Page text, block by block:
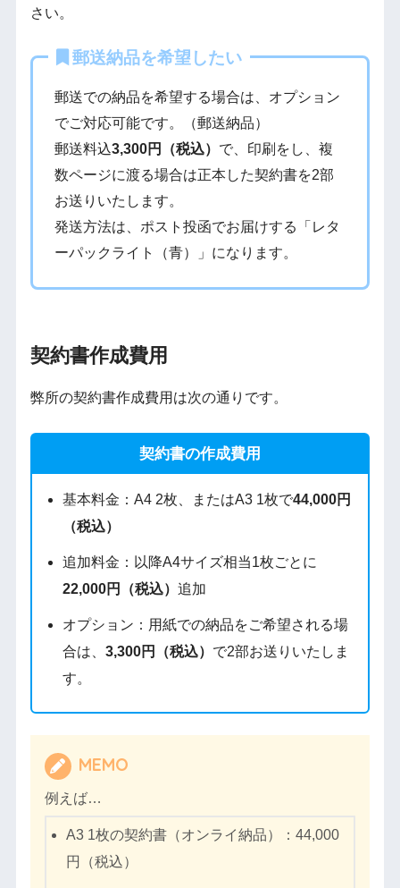
さい。
郵送納品を希望したい
郵送での納品を希望する場合は、オプション
でご対応可能です。（郵送納品）
郵送料込3,300円（税込） で、印刷をし、複
数ページに渡る場合は正本した契約書を2部
お送りいたします。
発送方法は、ポスト投函でお届けする「レタ
ーパックライト（青）」になります。
契約書作成費用
弊所の契約書作成費用は次の通りです。
契約書の作成費用
基本料金：A4 2枚、またはA3 1枚で44,000円
（税込）
追加料金：以降A4サイズ相当1枚ごとに
22,000円（税込）追加
オプション：用紙での納品をご希望される場
合は、3,300円（税込） で2部お送りいたしま
す。
MEMO
例えば…
A3 1枚の契約書（オンライ納品）：44,000
円（税込）